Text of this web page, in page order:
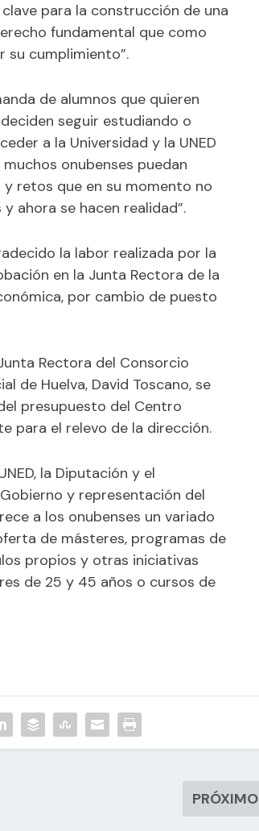
para la construcción de una
fundamental que como
su cumplimiento”.
de alumnos que quieren
seguir estudiando o
a la Universidad y la UNED
onubenses puedan
retos que en su momento no
ahora se hacen realidad”.
la labor realizada por la
en la Junta Rectora de la
por cambio de puesto
Rectora del Consorcio
de Huelva, David Toscano, se
presupuesto del Centro
para el relevo de la dirección.
la Diputación y el
y representación del
a los onubenses un variado
de másteres, programas de
propios y otras iniciativas
de 25 y 45 años o cursos de
PRÓXIMO